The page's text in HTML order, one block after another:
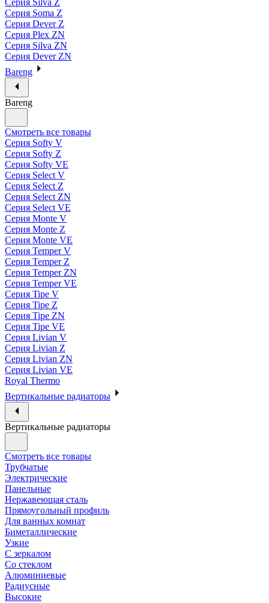
Серия Silva Z
Серия Soma Z
Серия Dever Z
Серия Plex ZN
Серия Silva ZN
Серия Dever ZN
Bareng
Bareng
Смотреть все товары
Серия Softy V
Серия Softy Z
Серия Softy VE
Серия Select V
Серия Select Z
Серия Select ZN
Серия Select VE
Серия Monte V
Серия Monte Z
Серия Monte VE
Серия Temper V
Серия Temper Z
Серия Temper ZN
Серия Temper VE
Серия Tipe V
Серия Tipe Z
Серия Tipe ZN
Серия Tipe VE
Серия Livian V
Серия Livian Z
Серия Livian ZN
Серия Livian VE
Royal Thermo
Вертикальные радиаторы
Вертикальные радиаторы
Смотреть все товары
Трубчатые
Электрические
Панельные
Нержавеющая сталь
Прямоугольный профиль
Для ванных комнат
Биметаллические
Узкие
С зеркалом
Со стеклом
Алюминиевые
Радиусные
Высокие